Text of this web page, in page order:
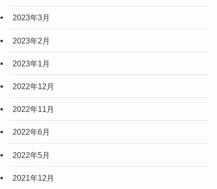
2023年3月
2023年2月
2023年1月
2022年12月
2022年11月
2022年6月
2022年5月
2021年12月